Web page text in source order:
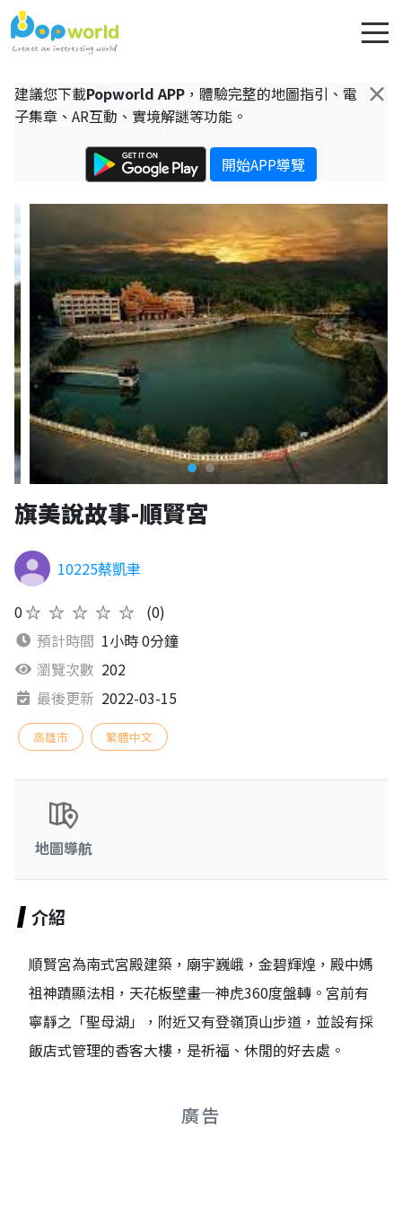
×
建議您下載Popworld APP ，體驗完整的地圖指引、電
子集章、AR互動、實境解謎等功能。
開始APP導覽
旗美說故事-順賢宮
10225蔡凱聿
0★★★★★
(0)
預計時間 1小時 0分鐘
瀏覽次數 202
最後更新 2022-03-15
高雄市 繁體中文
地圖導航
介紹
順賢宮為南式宮殿建築，廟宇巍峨，金碧輝煌，殿中媽
祖神蹟顯法相，天花板壁畫─神虎360度盤轉。宮前有
寧靜之「聖母湖」，附近又有登嶺頂山步道，並設有採
飯店式管理的香客大樓，是祈福、休閒的好去處。
廣告